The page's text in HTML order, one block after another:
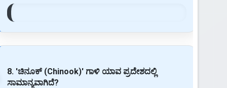
8. 'ಚಿನೂಕ್ (Chinook)' ಗಾಳಿ ಯಾವ ಪ್ರದೇಶದಲ್ಲಿ
ಸಾಮಾನ್ಯವಾಗಿದೆ?